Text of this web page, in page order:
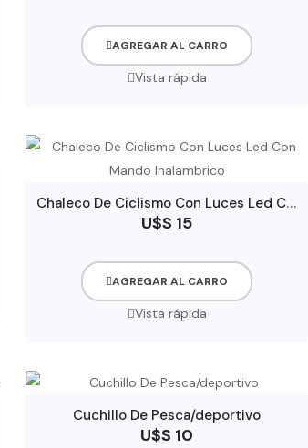
AGREGAR AL CARRO
Vista rápida
C
haleco De Ciclismo Con Luces Led Con Mando Inalambrico
U$S 15
AGREGAR AL CARRO
Vista rápida
Cuchillo De Pesca/deportivo
U$S 10